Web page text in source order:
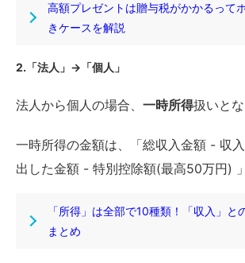
高額プレゼントは贈与税がかかるって
きケースを解説
2.「法人」→「個人」
法人から個人の場合、 一時所得扱いとな
一時所得の金額は、「総収入金額 - 収
出した金額 - 特別控除額(最高50万円)
「所得」は全部で10種類！「収入」と
まとめ